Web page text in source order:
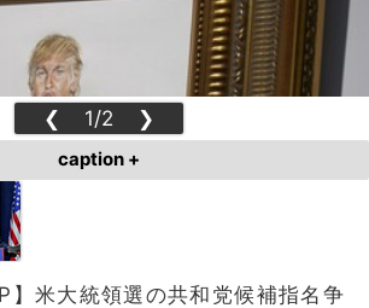
❮ 1/2 ❯
caption +
】米大統領選の共和党候補指名争